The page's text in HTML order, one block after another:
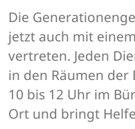
Die
jetzt auch mit
vertreten. Jeden
in den Räumen der
10 bis 12 Uhr im
Ort und bringt